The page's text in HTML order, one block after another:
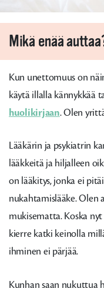
Mikä enää
Kun unettomuus on
käytä illalla kännykkää
huolikirjaan. Olen
Lääkärin ja psykiatrin
lääkkeitä ja hiljalleen
on lääkitys, jonka ei
nukahtamislääke. Olen
mukisematta. Koska
kierre katki keinolla
ihminen ei pärjää.
Kunhan saan nukuttua